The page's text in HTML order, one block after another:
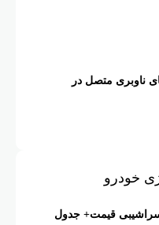
ناوبری متصل در
خودرو
قیمت+ جدول